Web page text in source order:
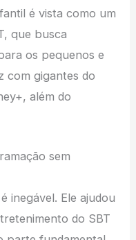
é vista como um
que busca
os pequenos e
com gigantes do
além do
sem
é inegável. Ele ajudou
do SBT